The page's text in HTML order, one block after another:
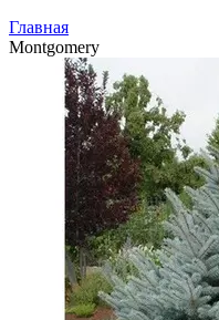
Главная
Montgomery